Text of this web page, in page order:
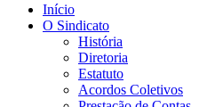
Início
O Sindicato
História
Diretoria
Estatuto
Acordos Coletivos